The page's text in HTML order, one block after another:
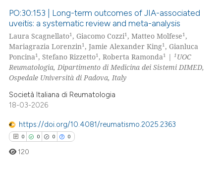
cited by providing the
of the citation, a
describing whether
mentions, or contrasts
claim, and a label
in which section the
was made.
Citing Publications
Supporting
Mentioning
Contrasting
how this article has been
atscite.ai
PO:30:153 | Long-term outcomes of JIA-associated
uveitis: a systematic review and meta-analysis
Laura Scagnellato1 , Giacomo Cozzi1 , Matteo Molfese1 ,
Mariagrazia Lorenzin1 , Jamie Alexander King1 , Gianluca
Poncina1 , Stefano Rizzetto1 , Roberta Ramonda1 |1 UOC
Reumatologia, Dipartimento di Medicina dei Sistemi DIMED,
Ospedale Università di Padova, Italy
Società Italiana di Reumatologia
18-03-2026
https://doi.org/10.4081/reumatismo.2025.2363
0 0 0 0
120